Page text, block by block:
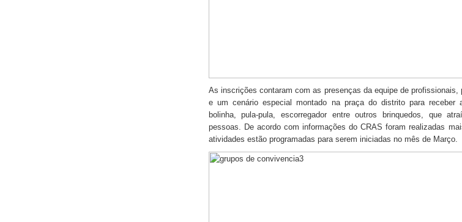
As inscrições contaram com as presenças da equipe de
e um cenário especial montado na praça do distrito para
bolinha, pula-pula, escorregador entre outros brinquedos, que
pessoas. De acordo com informações do CRAS foram realizadas
atividades estão programadas para serem iniciadas no mês de Março.